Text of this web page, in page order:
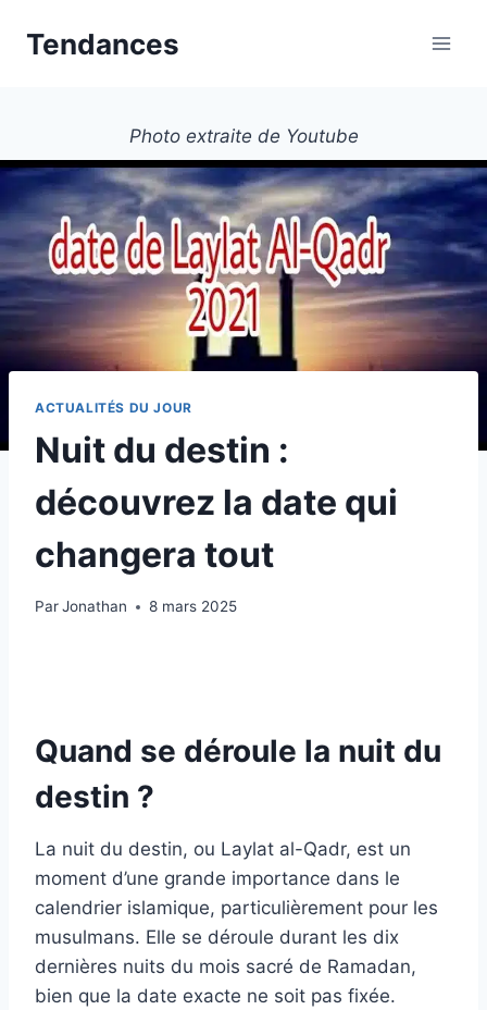
Tendances
Photo extraite de Youtube
ACTUALITÉS DU JOUR
Nuit du destin :
découvrez la date qui
changera tout
ParJonathan 8 mars 2025
Quand se déroule la nuit du
destin ?
La nuit du destin, ou Laylat al-Qadr, est un
moment d’une grande importance dans le
calendrier islamique, particulièrement pour les
musulmans. Elle se déroule durant les dix
dernières nuits du mois sacré de Ramadan,
bien que la date exacte ne soit pas fixée.